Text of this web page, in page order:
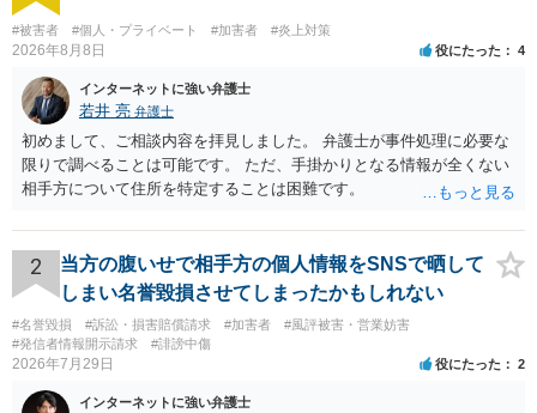
#被害者 #個人・プライベート #加害者 #炎上対策
2026年8月8日 役にたった 4
インターネットに強い弁護士
若井 亮 弁護士
初めまして、ご相談内容を拝見しました。 弁護士が事件処理に必要な
限りで調べることは可能です。 ただ、手掛かりとなる情報が全くない
相手方について住所を特定することは困難です。
2
当方の腹いせで相手方の個人情報をSNSで晒して
しまい名誉毀損させてしまったかもしれない
#名誉毀損 #訴訟・損害賠償請求 #加害者
#風評被害・営業妨害
#発信者情報開示請求
#誹謗中傷
2026年7月29日 役にたった 2
インターネットに強い弁護士